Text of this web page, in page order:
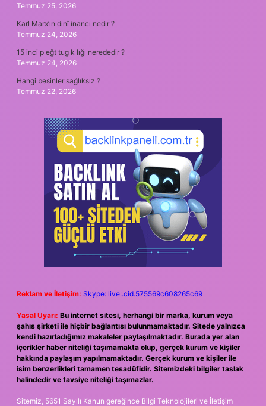
Temmuz 25, 2026
Karl Marx’ın dinî inancı nedir ?
Temmuz 24, 2026
15 inci p eğt tug k lığı nerededir ?
Temmuz 24, 2026
Hangi besinler sağlıksız ?
Temmuz 22, 2026
Reklam ve İletişim: Skype: live:.cid.575569c608265c69
Yasal Uyarı: Bu internet sitesi, herhangi bir marka, kurum veya
şahıs şirketi ile hiçbir bağlantısı bulunmamaktadır. Sitede yalnızca
kendi hazırladığımız makaleler paylaşılmaktadır. Burada yer alan
içerikler haber niteliği taşımamakta olup, gerçek kurum ve kişiler
hakkında paylaşım yapılmamaktadır. Gerçek kurum ve kişiler ile
isim benzerlikleri tamamen tesadüfidir. Sitemizdeki bilgiler taslak
halindedir ve tavsiye niteliği taşımazlar.
Sitemiz, 5651 Sayılı Kanun gereğince Bilgi Teknolojileri ve İletişim